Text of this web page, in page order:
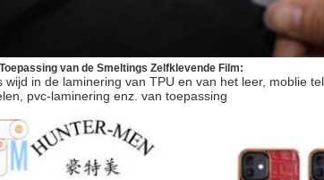
van de Smeltings Zelfklevende Film:
wijd in de laminering van TPU en van het leer, moblie
pvc-laminering enz. van toepassing